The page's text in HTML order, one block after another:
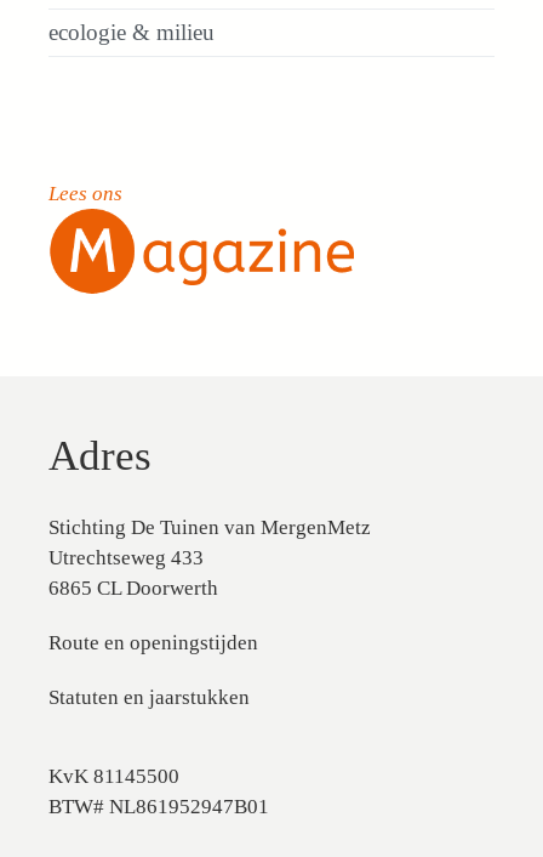
ecologie & milieu
Lees ons
Adres
Stichting De Tuinen van MergenMetz
Utrechtseweg 433
6865 CL Doorwerth
Route en openingstijden
Statuten en jaarstukken
KvK 81145500
BTW# NL861952947B01